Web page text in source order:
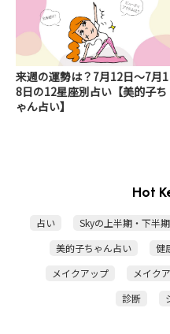
来週の運勢は？7月12日～7月1
8日の12星座別占い【美的子ち
ゃん占い】
Hot
占い Skyの上半期・下半
美的子ちゃん占い
健
メイクアップ
メイク
診断